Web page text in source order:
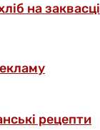
на заквасці
рецепти